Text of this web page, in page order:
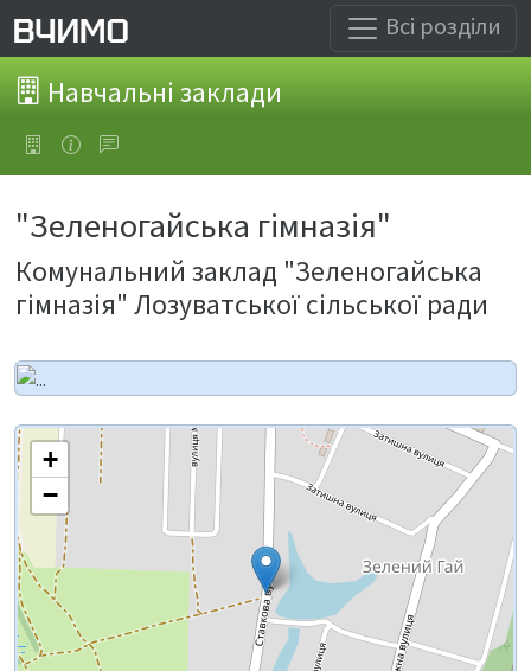
Всі розділи
Навчальні заклади
"Зеленогайська гімназія"
Комунальний заклад "Зеленогайська
гімназія" Лозуватської сільської ради
+
−